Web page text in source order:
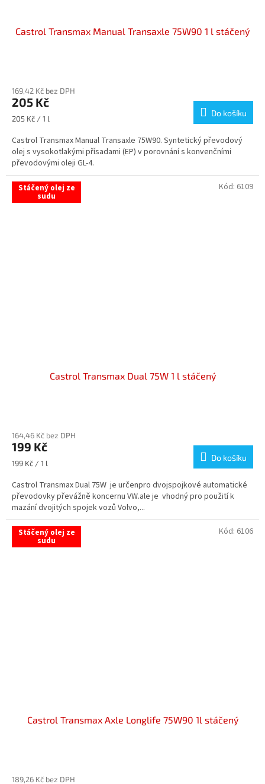
Castrol Transmax Manual Transaxle 75W90 1 l stáčený
produktu
je
5,0
5
hvězdiček.
169,42 Kč bez DPH
205 Kč
Měrná
205 Kč / 1 l
Do košíku
Castrol Transmax Manual Transaxle 75W90. Syntetický převodový
olej s vysokotlakými přísadami (EP) v porovnání s konvenčními
převodovými oleji GL-4.
Stáčený olej ze
sudu
Castrol Transmax Dual 75W 1 l stáčený
produktu
je
5,0
5
hvězdiček.
164,46 Kč bez DPH
199 Kč
Měrná
199 Kč / 1 l
Do košíku
Castrol Transmax Dual 75W je určenpro dvojspojkové automatické
převodovky převážně koncernu VW.ale je vhodný pro použití k
mazání dvojitých spojek vozů Volvo,...
Kód: 6109
Stáčený olej ze
sudu
Castrol Transmax Axle Longlife 75W90 1l stáčený
produktu
189,26 Kč bez DPH
Kód: 6106